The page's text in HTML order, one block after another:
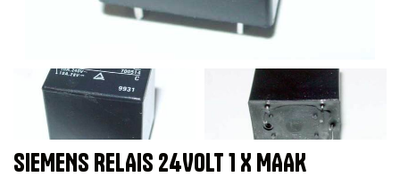
SIEMENS RELAIS 24VOLT 1 X MAAK